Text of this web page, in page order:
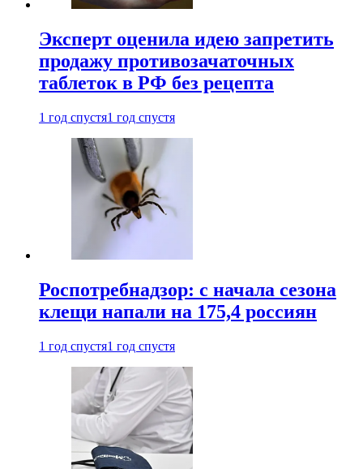
Эксперт оценила идею запретить
продажу противозачаточных
таблеток в РФ без рецепта
1 год спустя1 год спустя
Роспотребнадзор: с начала сезона
клещи напали на 175,4 россиян
1 год спустя1 год спустя